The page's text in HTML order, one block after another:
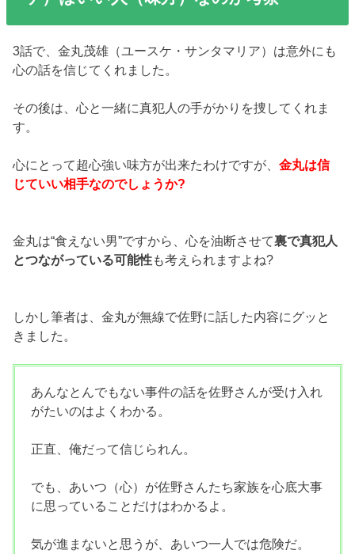
3話で、金丸茂雄（ユースケ・サンタマリア）は意外にも
心の話を信じてくれました。
その後は、心と一緒に真犯人の手がかりを捜してくれま
す。
心にとって超心強い味方が出来たわけですが、金丸は信
じていい相手なのでしょうか?
金丸は“食えない男”ですから、心を油断させて裏で真犯人
とつながっている可能性も考えられますよね?
しかし筆者は、金丸が無線で佐野に話した内容にグッと
きました。
あんなとんでもない事件の話を佐野さんが受け入れ
がたいのはよくわかる。
正直、俺だって信じられん。
でも、あいつ（心）が佐野さんたち家族を心底大事
に思っていることだけはわかるよ。
気が進まないと思うが、あいつ一人では危険だ。